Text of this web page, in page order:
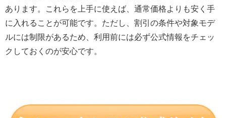
あります。これらを上手に使えば、通常価格よりも安く手
に入れることが可能です。ただし、割引の条件や対象モデ
ルには制限があるため、利用前には必ず公式情報をチェッ
クしておくのが安心です。